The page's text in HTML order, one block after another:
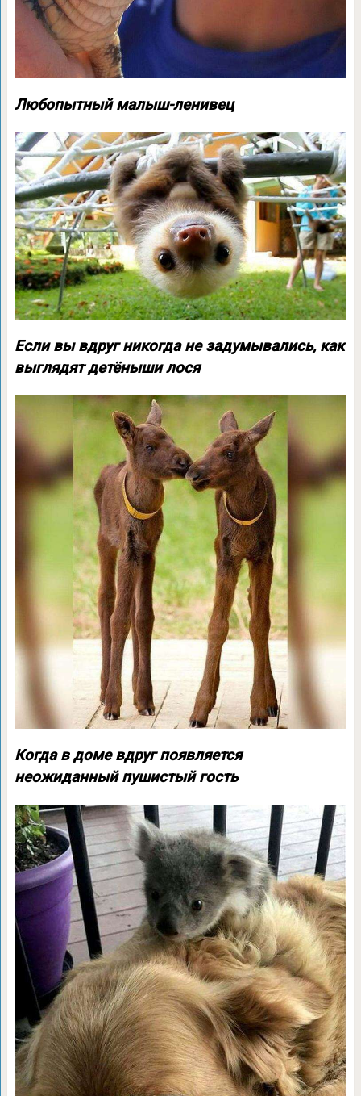
Любопытный малыш-ленивец
Если вы вдруг никогда не задумывались, как
выглядят детёныши лося
Когда в доме вдруг появляется
неожиданный пушистый гость